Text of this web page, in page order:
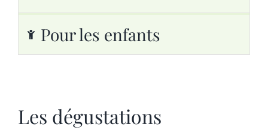
Pour les enfants
Les dégustations